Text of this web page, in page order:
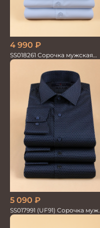
4 990 ₽
SS018261 Сорочка мужская
кор.рукав GROSTYLE TRENDY
5 090 ₽
SS017991 (UF91) Сорочка муж.
GROSTYLE